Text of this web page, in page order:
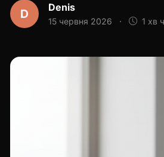
D Denis
15 червня 2026 · 1 хв